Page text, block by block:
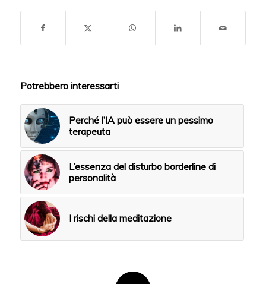
Potrebbero interessarti
Perché l’IA può essere un pessimo
terapeuta
L’essenza del disturbo borderline di
personalità
I rischi della meditazione